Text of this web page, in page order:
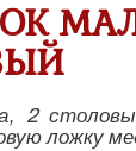
2
ложку